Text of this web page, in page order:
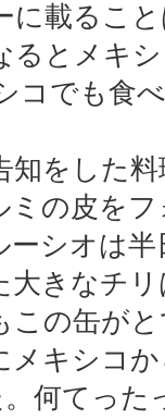
載るこ
るとメキ
コでも食
知をした
ミの皮を
シオは
きなチ
この缶が
メキシコ
何てった